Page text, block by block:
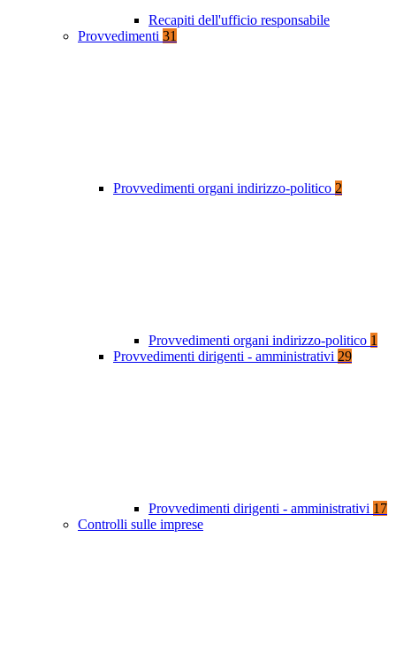
Recapiti dell'ufficio responsabile
Provvedimenti 31
Provvedimenti organi indirizzo-politico 2
Provvedimenti organi indirizzo-politico 1
Provvedimenti dirigenti - amministrativi 29
Provvedimenti dirigenti - amministrativi 17
Controlli sulle imprese